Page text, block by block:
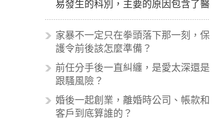
易發生的科別，主要的原因包含了醫
生未盡告知義務、醫療處置疏失、手
術疏失、術後照顧失當、醫療費用的
收取。雖然醫學進步，但醫生與病患
案例中最後都走向訴訟流程，我們如
果不幸遇到相關醫療糾紛時究竟該怎
麼處理呢？醫療糾紛相關的內容其實
非常多，有些案例…
家暴不一定只在拳頭落下那一刻，保
護令前後該怎麼準備？
前任分手後一直糾纏，是愛太深還是
跟騷風險？
婚後一起創業，離婚時公司、帳款和
客戶到底算誰的？